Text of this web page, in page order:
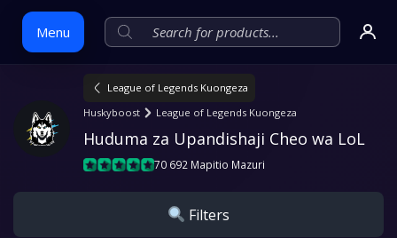
Menu
Skip
League of Legends Kuongeza
Huskyboost
League of Legends Kuongeza
Huduma za Upandishaji Cheo wa LoL
70 692 Mapitio Mazuri
Filters